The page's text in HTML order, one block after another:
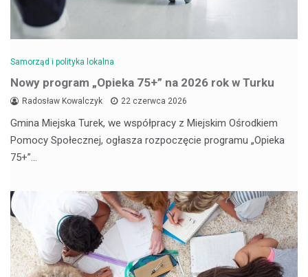
Samorząd i polityka lokalna
Nowy program „Opieka 75+” na 2026 rok w Turku
Radosław Kowalczyk 22 czerwca 2026
Gmina Miejska Turek, we współpracy z Miejskim Ośrodkiem
Pomocy Społecznej, ogłasza rozpoczęcie programu „Opieka
75+”…